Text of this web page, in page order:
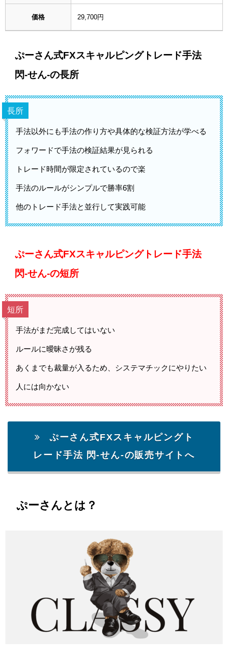
価格 29,700円
ぷーさん式FXスキャルピングトレード手法
閃-せん-の長所
長所
手法以外にも手法の作り方や具体的な検証方法が学べる
フォワードで手法の検証結果が見られる
トレード時間が限定されているので楽
手法のルールがシンプルで勝率6割
他のトレード手法と並行して実践可能
ぷーさん式FXスキャルピングトレード手法
閃-せん-の短所
短所
手法がまだ完成してはいない
ルールに曖昧さが残る
あくまでも裁量が入るため、システマチックにやりたい
人には向かない
ぷーさん式FXスキャルピングト
レード手法 閃-せん-の販売サイトへ
ぷーさんとは？